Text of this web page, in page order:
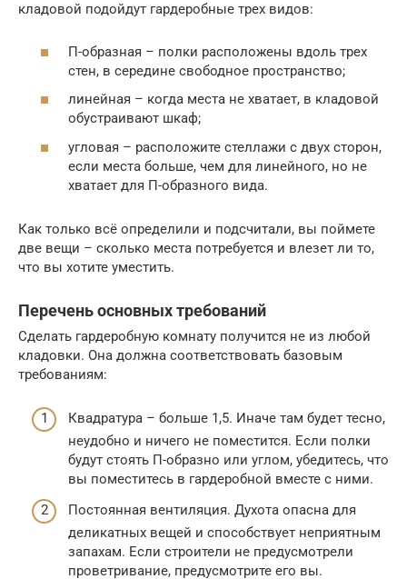
кладовой подойдут гардеробные трех видов:
П-образная – полки расположены вдоль трех
стен, в середине свободное пространство;
линейная – когда места не хватает, в кладовой
обустраивают шкаф;
угловая – расположите стеллажи с двух сторон,
если места больше, чем для линейного, но не
хватает для П-образного вида.
Как только всё определили и подсчитали, вы поймете
две вещи – сколько места потребуется и влезет ли то,
что вы хотите уместить.
Перечень основных требований
Сделать гардеробную комнату получится не из любой
кладовки. Она должна соответствовать базовым
требованиям:
Квадратура – больше 1,5. Иначе там будет тесно,
неудобно и ничего не поместится. Если полки
будут стоять П-образно или углом, убедитесь, что
вы поместитесь в гардеробной вместе с ними.
Постоянная вентиляция. Духота опасна для
деликатных вещей и способствует неприятным
запахам. Если строители не предусмотрели
проветривание, предусмотрите его вы.